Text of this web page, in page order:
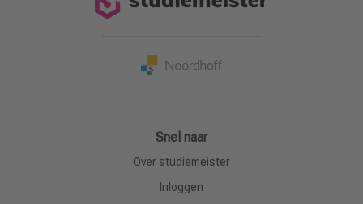
Snel naar
Over studiemeister
Inloggen